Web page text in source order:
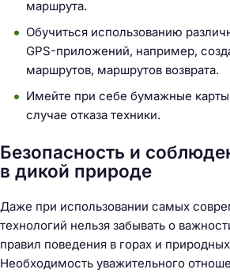
маршрута.
Обучиться использованию
GPS-приложений, например,
маршрутов, маршрутов возврата.
Имейте при себе бумажные
случае отказа техники.
Безопасность и
в дикой природе
Даже при использовании самых
технологий нельзя забывать о
правил поведения в горах и
Необходимость уважительного